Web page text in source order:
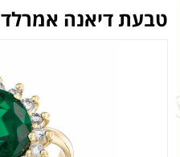
טבעת דיאנה אמרלד